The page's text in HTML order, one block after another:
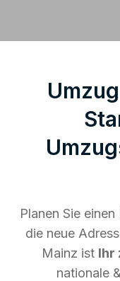
Planen Sie
die neue
Mainz ist Ihr
nationale